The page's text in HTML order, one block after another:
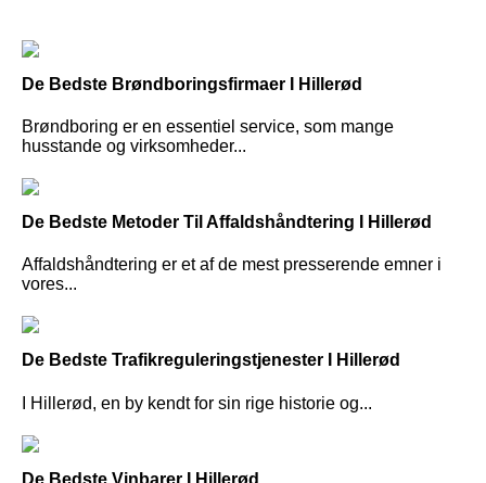
De Bedste Brøndboringsfirmaer I Hillerød
Brøndboring er en essentiel service, som mange
husstande og virksomheder...
De Bedste Metoder Til Affaldshåndtering I Hillerød
Affaldshåndtering er et af de mest presserende emner i
vores...
De Bedste Trafikreguleringstjenester I Hillerød
I Hillerød, en by kendt for sin rige historie og...
De Bedste Vinbarer I Hillerød